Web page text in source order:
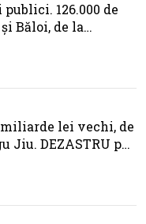
publici. 126.000 de
Băloi, de la
miliarde lei vechi, de
Jiu. DEZASTRU pe